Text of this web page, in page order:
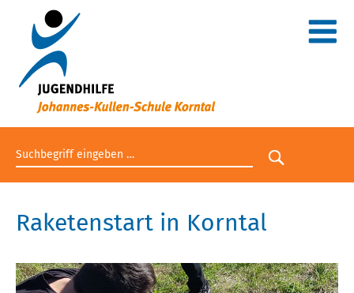
Suchbegriff eingeben
Suche
Raketenstart in Korntal